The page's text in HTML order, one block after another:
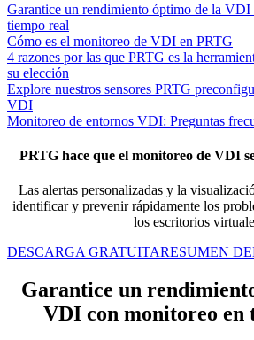
Garantice un rendimiento óptimo de la VDI
tiempo real
Cómo es el monitoreo de VDI en PRTG
4 razones por las que PRTG es la
su elección
Explore nuestros sensores PRTG
VDI
Monitoreo de entornos VDI: Preguntas
PRTG hace que el monitoreo de VDI
Las alertas personalizadas y la
identificar y prevenir rápidamente los
los escritorios
DESCARGA GRATUITARESUMEN
Garantice un
VDI con monitoreo en